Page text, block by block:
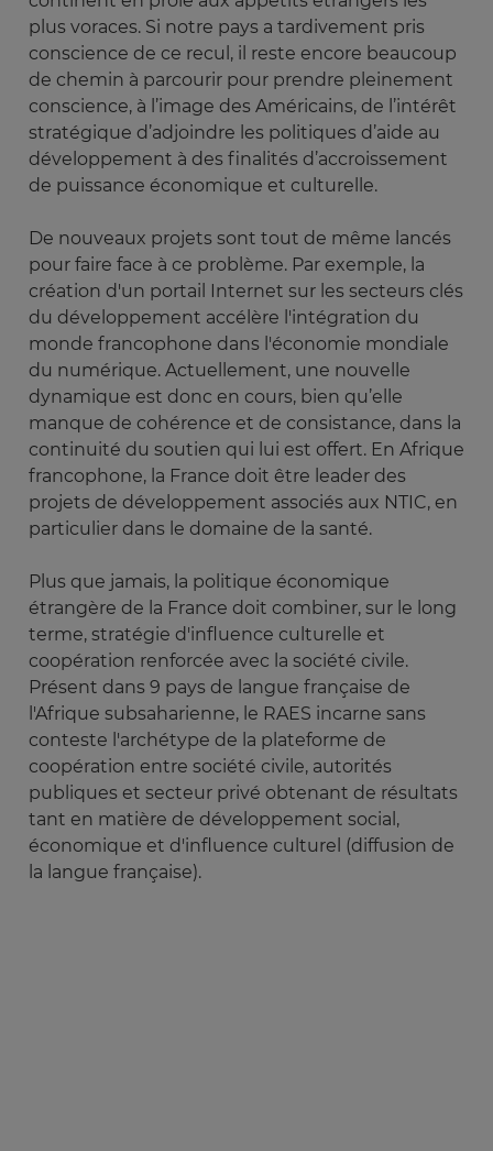
plus voraces. Si notre pays a tardivement pris
conscience de ce recul, il reste encore beaucoup
de chemin à parcourir pour prendre pleinement
conscience, à l’image des Américains, de l’intérêt
stratégique d’adjoindre les politiques d’aide au
développement à des finalités d’accroissement
de puissance économique et culturelle.
De nouveaux projets sont tout de même lancés
pour faire face à ce problème. Par exemple, la
création d'un portail Internet sur les secteurs clés
du développement accélère l'intégration du
monde francophone dans l'économie mondiale
du numérique. Actuellement, une nouvelle
dynamique est donc en cours, bien qu’elle
manque de cohérence et de consistance, dans la
continuité du soutien qui lui est offert. En Afrique
francophone, la France doit être leader des
projets de développement associés aux NTIC, en
particulier dans le domaine de la santé.
Plus que jamais, la politique économique
étrangère de la France doit combiner, sur le long
terme, stratégie d'influence culturelle et
coopération renforcée avec la société civile.
Présent dans 9 pays de langue française de
l'Afrique subsaharienne, le RAES incarne sans
conteste l'archétype de la plateforme de
coopération entre société civile, autorités
publiques et secteur privé obtenant de résultats
tant en matière de développement social,
économique et d'influence culturel (diffusion de
la langue française).